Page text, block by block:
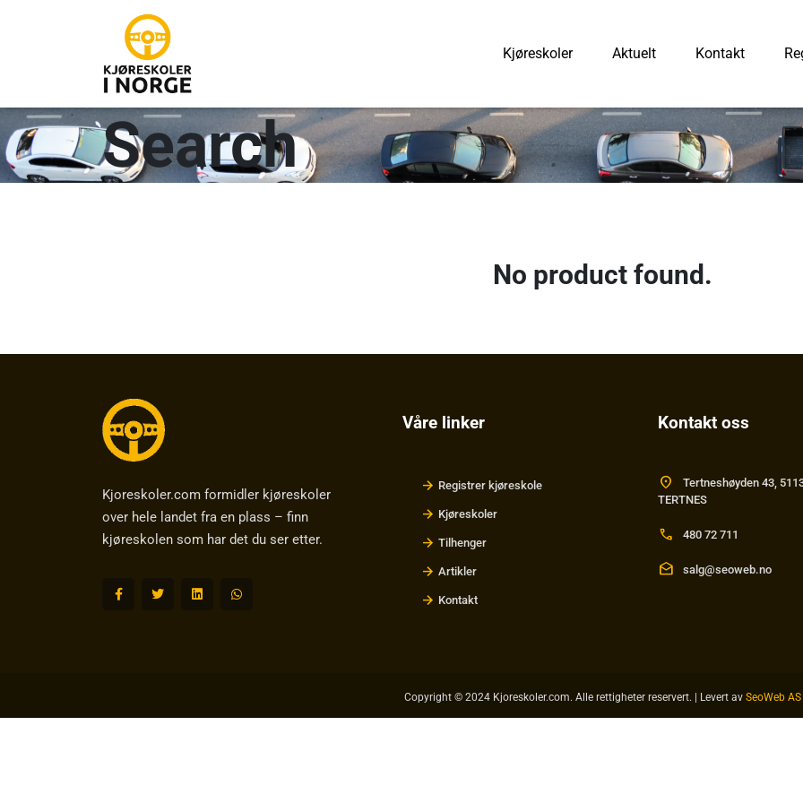
Kjøreskoler Aktuelt Kontakt
Search
No product found.
Kjoreskoler.com formidler kjøreskoler
over hele landet fra en plass – finn
kjøreskolen som har det du ser etter.
Våre linker
Registrer kjøreskole
Kjøreskoler
Tilhenger
Artikler
Kontakt
Kontakt oss
location_on
Tertneshøyden 43,
TERTNES
call 480 72 711
drafts salg@seoweb.no
Copyright © 2024 Kjoreskoler.com. Alle rettigheter reservert. | Levert av SeoWeb AS